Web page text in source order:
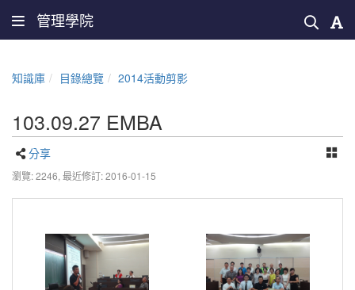
管理學院
知識庫 目錄總覽 2014活動剪影
103.09.27 EMBA
分享
瀏覽: 2246, 最近修訂: 2016-01-15